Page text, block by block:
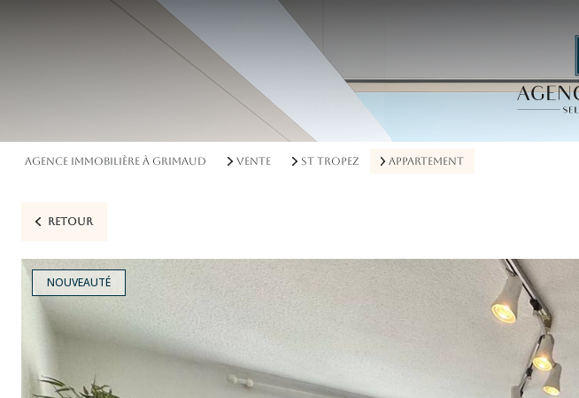
AGENCE IMMOBILIÈRE À GRIMAUD VENTE ST TROPEZ APPARTEMENT
RETOUR
NOUVEAUTÉ